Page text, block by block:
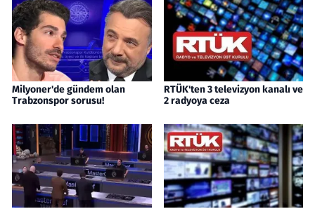
Milyoner'de gündem olan
Trabzonspor sorusu!
RTÜK'ten 3 televizyon kanalı ve
2 radyoya ceza